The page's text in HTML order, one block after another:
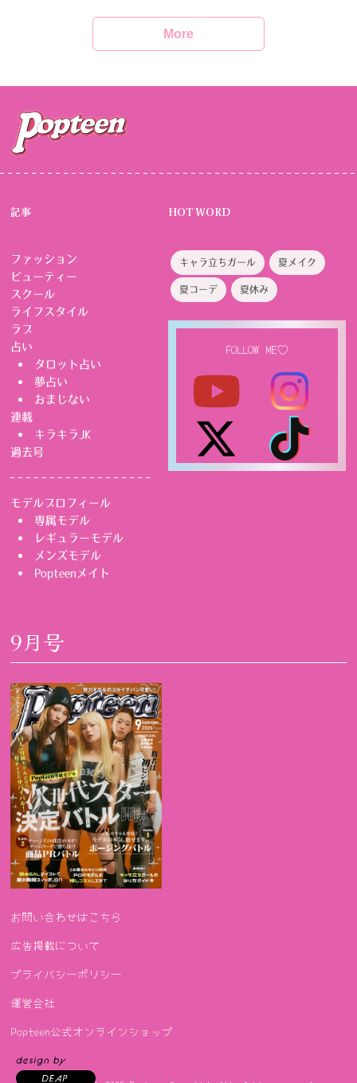
More
記事
ファッション
ビューティー
スクール
ライフスタイル
ラブ
占い
タロット占い
夢占い
おまじない
連載
キラキラJK
過去号
モデルプロフィール
専属モデル
レギュラーモデル
メンズモデル
Popteenメイト
HOT WORD
キャラ立ちガール 夏メイク
夏コーデ 夏休み
FOLLOW ME♡
9月号
お問い合わせはこちら
広告掲載について
プライバシーポリシー
運営会社
Popteen公式オンラインショップ